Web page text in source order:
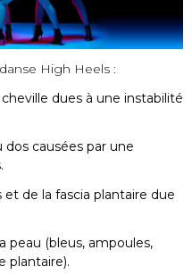
High Heels :
dues à une instabilité
causées par une
de la fascia plantaire due
peau (bleus, ampoules,
plantaire).